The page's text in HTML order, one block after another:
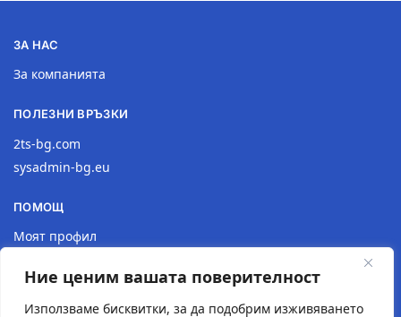
Ние ценим вашата поверителност
Използваме бисквитки, за да подобрим изживяването
ЗА НАС
За компанията
ПОЛЕЗНИ ВРЪЗКИ
2ts-bg.com
sysadmin-bg.eu
ПОМОЩ
Моят профил
Връщане на продукт
Политика за поверителност